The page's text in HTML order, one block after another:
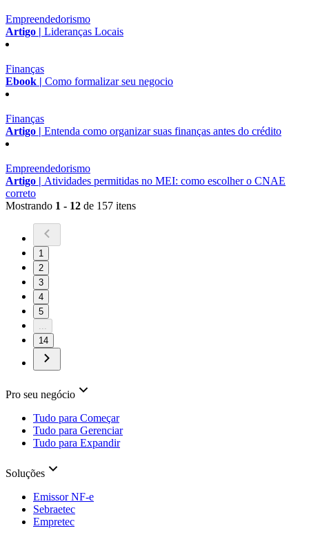
Empreendedorismo
Artigo | Lideranças Locais
Finanças
Ebook | Como formalizar seu negocio
Finanças
Artigo | Entenda como organizar suas finanças antes do crédito
Empreendedorismo
Artigo | Atividades permitidas no MEI: como escolher o CNAE
correto
Mostrando 1 - 12 de 157 itens
1
2
3
4
5
14
Pro seu negócio
Tudo para Começar
Tudo para Gerenciar
Tudo para Expandir
Soluções
Emissor NF-e
Sebraetec
Empretec